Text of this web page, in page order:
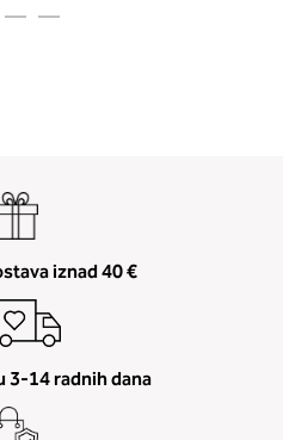
iznad 40 €
3-14 radnih dana